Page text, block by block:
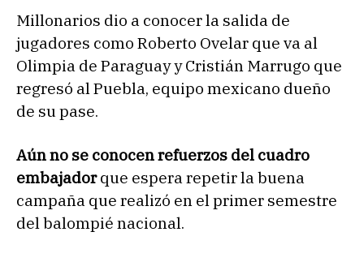
Millonarios dio a conocer la salida de
jugadores como Roberto Ovelar que va al
Olimpia de Paraguay y Cristián Marrugo que
regresó al Puebla, equipo mexicano dueño
de su pase.
Aún no se conocen refuerzos del cuadro
embajadorque espera repetir la buena
campaña que realizó en el primer semestre
del balompié nacional.